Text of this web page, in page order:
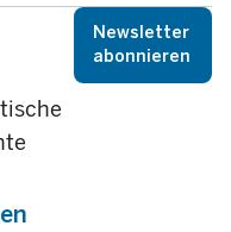
Newsletter
abonnieren